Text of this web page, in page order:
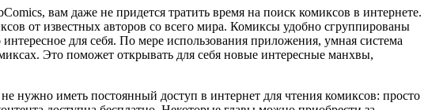
вам даже не придется тратить время на поиск комиксов в интернете.
от известных авторов со всего мира. Комиксы удобно сгруппированы
для себя. По мере использования приложения, умная система
Это поможет открывать для себя новые интересные манхвы,
нужно иметь постоянный доступ в интернет для чтения комиксов: просто